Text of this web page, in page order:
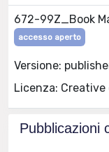
672-99Z_Book
accesso aperto
Versione:
Licenza: Creative
Pubblicazioni